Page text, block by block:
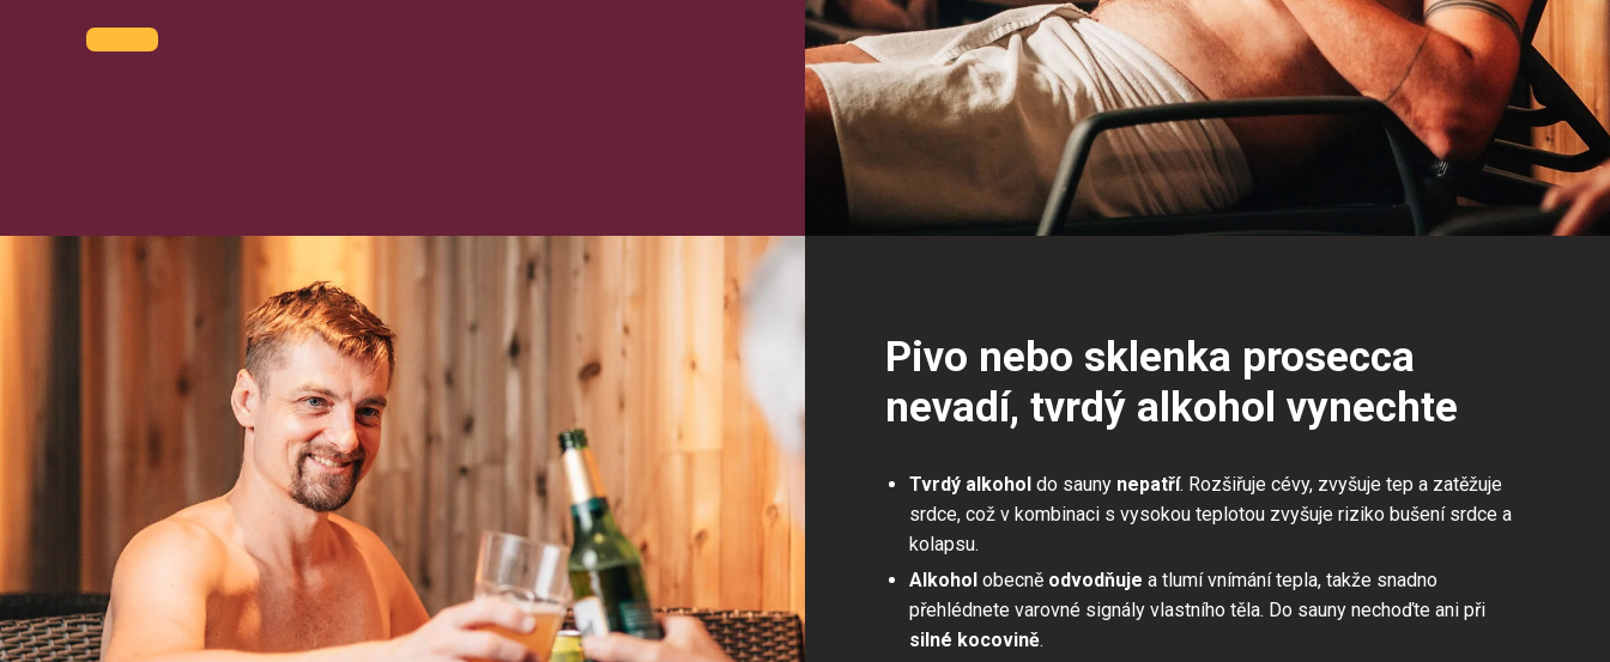
Pivo nebo sklenka prosecca
nevadí, tvrdý alkohol vynechte
Tvrdý alkoholdo sauny nepatří. Rozšiřuje cévy, zvyšuje tep a zatěžuje
srdce, což v kombinaci s vysokou teplotou zvyšuje riziko bušení srdce a
kolapsu.
Alkoholobecně odvodňuje a tlumí vnímání tepla, takže snadno
přehlédnete varovné signály vlastního těla. Do sauny nechoďte ani při
silné kocovině.